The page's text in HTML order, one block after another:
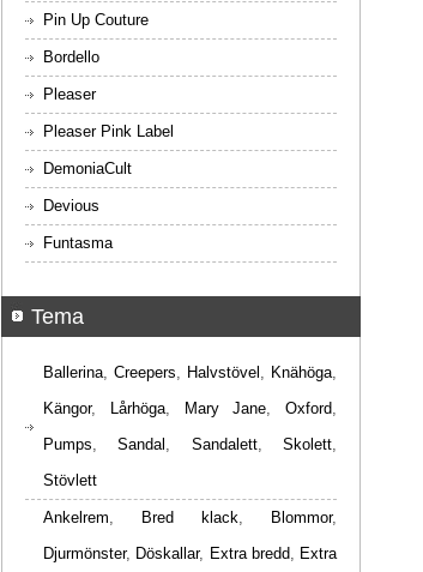
Pin Up Couture
Bordello
Pleaser
Pleaser Pink Label
DemoniaCult
Devious
Funtasma
Tema
Ballerina, Creepers, Halvstövel , Knähöga,
Kängor, Lårhöga, Mary Jane, Oxford,
Pumps,Sandal , Sandalett,Skolett,
Stövlett
Ankelrem, Bred klack, Blommor,
Djurmönster, Döskallar, Extra bredd, Extra